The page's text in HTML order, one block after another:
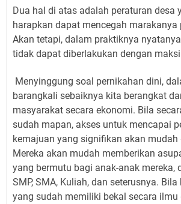
Dua hal di atas adalah peraturan desa
harapkan dapat mencegah marakanya
Akan tetapi, dalam praktiknya
tidak dapat diberlakukan dengan
Menyinggung soal pernikahan dini,
barangkali sebaiknya kita berangkat
masyarakat secara ekonomi. Bila
sudah mapan, akses untuk mencapai
kemajuan yang signifikan akan mudah
Mereka akan mudah memberikan
yang bermutu bagi anak-anak mereka,
SMP, SMA, Kuliah, dan seterusnya.
yang sudah memiliki bekal secara ilmu